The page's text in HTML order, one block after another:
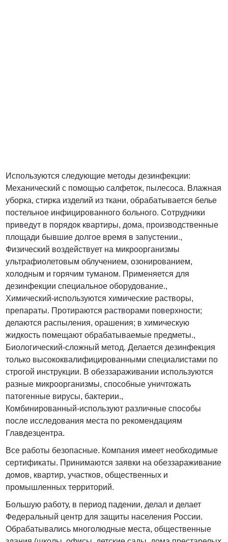
Используются следующие методы дезинфекции:
Механический с помощью салфеток, пылесоса. Влажная
уборка, стирка изделий из ткани, обрабатывается белье
постельное инфицированного больного. Сотрудники
приведут в порядок квартиры, дома, производственные
площади бывшие долгое время в запустении.,
Физический воздействует на микроорганизмы
ультрафиолетовым облучением, озонированием,
холодным и горячим туманом. Применяется для
дезинфекции специальное оборудование.,
Химический-используются химические растворы,
препараты. Протираются растворами поверхности;
делаются распыления, орашения; в химическую
жидкость помещают обрабатываемые предметы.,
Биологический-сложный метод. Делается дезинфекция
только высококвалифицированными специалистами по
строгой инструкции. В обеззараживании используются
разные микроорганизмы, способные уничтожать
патогенные вирусы, бактерии.,
Комбинированный-используют различные способы
после исследования места по рекомендациям
Главдезцентра.
Все работы безопасные. Компания имеет необходимые
сертификаты. Принимаются заявки на обеззараживание
домов, квартир, участков, общественных и
промышленных территорий.
Большую работу, в период падении, делал и делает
Федеральный центр для защиты населения России.
Обрабатывались многолюдные места, общественные